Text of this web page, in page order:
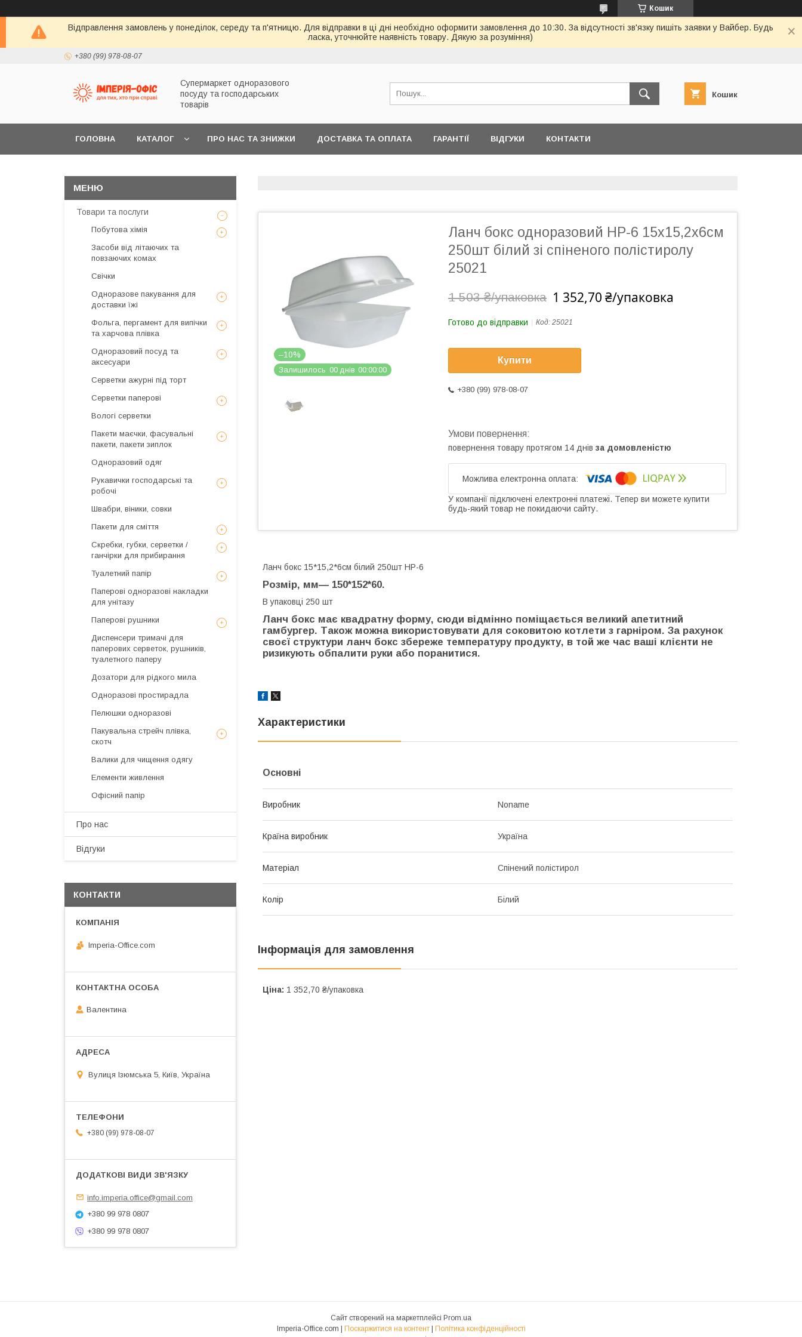
Кошик
Відправлення замовлень у понеділок, середу та п'ятницю. Для відправки в ці дні необхідно оформити замовлення до 10:30. За відсутності зв'язку пишіть заявки у Вайбер. Будь
ласка, уточнюйте наявність товару. Дякую за розуміння)
+380 (99) 978-08-07
Супермаркет одноразового
посуду та господарських
товарів
Кошик
ГОЛОВНА КАТАЛОГ ПРО НАС ТА ЗНИЖКИ ДОСТАВКА ТА ОПЛАТА ГАРАНТІЇ ВІДГУКИ КОНТАКТИ
–10%
Залишилось 00 днів 00 00 00
Ланч бокс одноразовий НР-6 15х15,2х6см
250шт білий зі спіненого полістиролу
25021
1 503 ₴/упаковка 1 352,70 ₴/упаковка
Готово до відправки Код: 25021
Купити
+380 (99) 978-08-07
повернення товару протягом 14 днів за домовленістю
У компанії підключені електронні платежі. Тепер ви можете купити
будь-який товар не покидаючи сайту.
Ланч бокс 15*15,2*6см білий 250шт НР-6
Розмір, мм― 150*152*60.
В упаковці 250 шт
Ланч бокс має квадратну форму, сюди відмінно поміщається великий апетитний
гамбургер. Також можна використовувати для соковитою котлети з гарніром. За рахунок
своєї структури ланч бокс збереже температуру продукту, в той же час ваші клієнти не
ризикують обпалити руки або поранитися.
Характеристики
Основні
Виробник Noname
Країна виробник Україна
Матеріал Спінений полістирол
Колір Білий
Інформація для замовлення
Ціна: 1 352,70 ₴/упаковка
Товари та послуги
Побутова хімія
Засоби від літаючих та
повзаючих комах
Свічки
Одноразове пакування для
доставки їжі
Фольга, пергамент для випічки
та харчова плівка
Одноразовий посуд та
аксесуари
Серветки ажурні під торт
Серветки паперові
Вологі серветки
Пакети маєчки, фасувальні
пакети, пакети зиплок
Одноразовий одяг
Рукавички господарські та
робочі
Швабри, віники, совки
Пакети для сміття
Скребки, губки, серветки /
ганчірки для прибирання
Туалетний папір
Паперові одноразові накладки
для унітазу
Паперові рушники
Диспенсери тримачі для
паперових серветок, рушників,
туалетного паперу
Дозатори для рідкого мила
Одноразові простирадла
Пелюшки одноразові
Пакувальна стрейч плівка,
скотч
Валики для чищення одягу
Елементи живлення
Офісний папір
Про нас
Відгуки
КОНТАКТИ
Imperia-Office.com
Валентина
Вулиця Ізюмська 5, Київ, Україна
+380 (99) 978-08-07
info.imperia.office@gmail.com
+380 99 978 0807
+380 99 978 0807
Сайт створений на маркетплейсі Prom.ua
Поскаржитися на контент
Політика конфіденційності